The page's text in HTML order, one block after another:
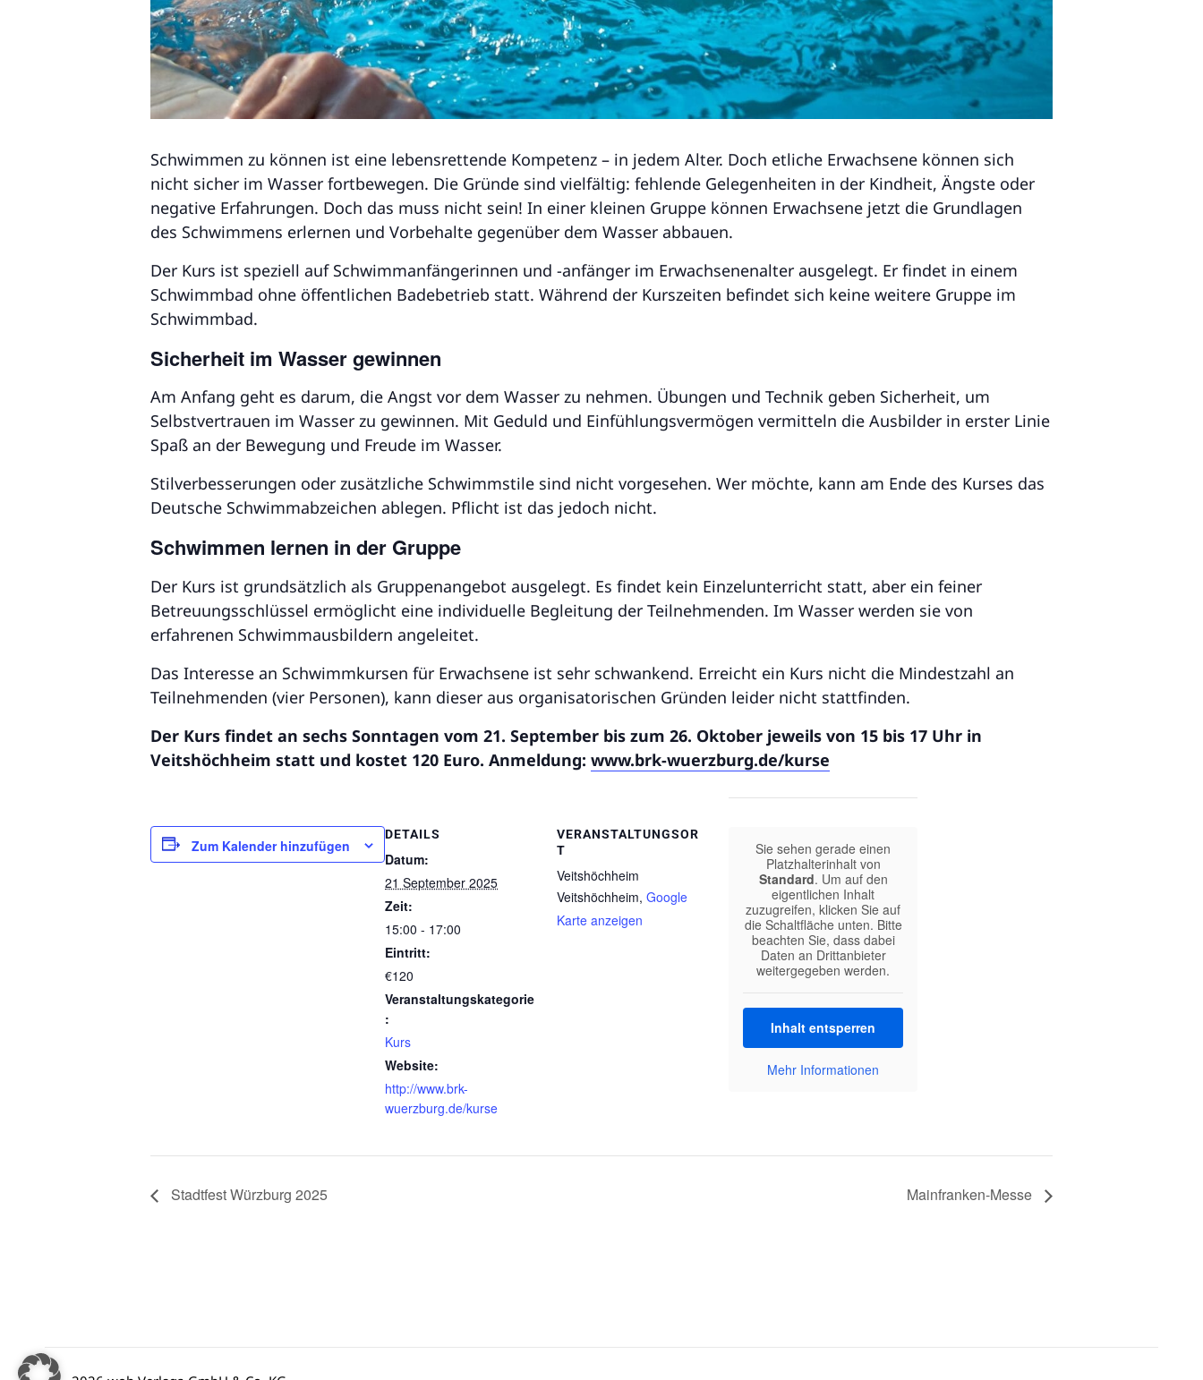
Schwimmen zu können ist eine lebensrettende Kompetenz – in jedem Alter. Doch etliche Erwachsene können sich
nicht sicher im Wasser fortbewegen. Die Gründe sind vielfältig: fehlende Gelegenheiten in der Kindheit, Ängste oder
negative Erfahrungen. Doch das muss nicht sein! In einer kleinen Gruppe können Erwachsene jetzt die Grundlagen
des Schwimmens erlernen und Vorbehalte gegenüber dem Wasser abbauen.
Der Kurs ist speziell auf Schwimmanfängerinnen und -anfänger im Erwachsenenalter ausgelegt. Er findet in einem
Schwimmbad ohne öffentlichen Badebetrieb statt. Während der Kurszeiten befindet sich keine weitere Gruppe im
Schwimmbad.
Sicherheit im Wasser gewinnen
Am Anfang geht es darum, die Angst vor dem Wasser zu nehmen. Übungen und Technik geben Sicherheit, um
Selbstvertrauen im Wasser zu gewinnen. Mit Geduld und Einfühlungsvermögen vermitteln die Ausbilder in erster Linie
Spaß an der Bewegung und Freude im Wasser.
Stilverbesserungen oder zusätzliche Schwimmstile sind nicht vorgesehen. Wer möchte, kann am Ende des Kurses das
Deutsche Schwimmabzeichen ablegen. Pflicht ist das jedoch nicht.
Schwimmen lernen in der Gruppe
Der Kurs ist grundsätzlich als Gruppenangebot ausgelegt. Es findet kein Einzelunterricht statt, aber ein feiner
Betreuungsschlüssel ermöglicht eine individuelle Begleitung der Teilnehmenden. Im Wasser werden sie von
erfahrenen Schwimmausbildern angeleitet.
Das Interesse an Schwimmkursen für Erwachsene ist sehr schwankend. Erreicht ein Kurs nicht die Mindestzahl an
Teilnehmenden (vier Personen), kann dieser aus organisatorischen Gründen leider nicht stattfinden.
Der Kurs findet an sechs Sonntagen vom 21. September bis zum 26. Oktober jeweils von 15 bis 17 Uhr in
Veitshöchheim statt und kostet 120 Euro. Anmeldung: www.brk-wuerzburg.de/kurse
Zum Kalender hinzufügen
DETAILS
Datum:
21 September 2025
Zeit:
15:00 - 17:00
Eintritt:
€120
Veranstaltungskategorie
:
Kurs
Website:
http://www.brk-
wuerzburg.de/kurse
VERANSTALTUNGSOR
T
Veitshöchheim
Veitshöchheim, Google
Karte anzeigen
Sie sehen gerade einen
Platzhalterinhalt von
Standard. Um auf den
eigentlichen Inhalt
zuzugreifen, klicken Sie auf
die Schaltfläche unten. Bitte
beachten Sie, dass dabei
Daten an Drittanbieter
weitergegeben werden.
Inhalt entsperren
Mehr Informationen
Stadtfest Würzburg 2025 Mainfranken-Messe